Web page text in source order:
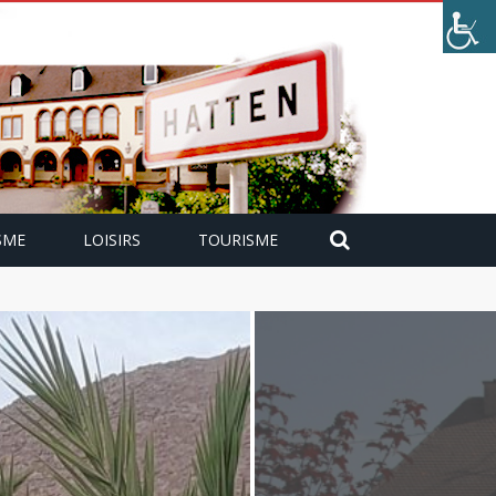
LOISIRS TOURISME